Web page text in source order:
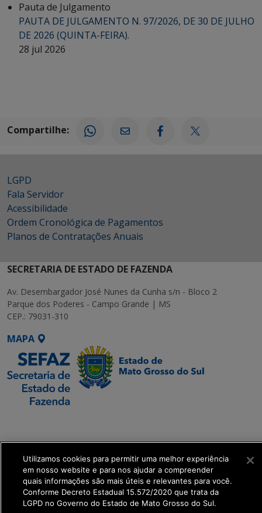
Pauta de Julgamento
PAUTA DE JULGAMENTO N. 97/2026, DE 30 DE JULHO
DE 2026 (QUINTA-FEIRA).
28 jul 2026
Compartilhe:
LGPD
Fala Servidor
Acessibilidade
Ordem Cronológica de Pagamentos
Planos de Contratações Anuais
SECRETARIA DE ESTADO DE FAZENDA
Av. Desembargador José Nunes da Cunha s/n - Bloco 2
Parque dos Poderes - Campo Grande | MS
CEP.: 79031-310
MAPA
get_footer();
Utilizamos cookies para permitir uma melhor experiência
em nosso website e para nos ajudar a compreender
quais informações são mais úteis e relevantes para você.
Conforme Decreto Estadual 15.572/2020 que trata da
LGPD no Governo do Estado de Mato Grosso do Sul.